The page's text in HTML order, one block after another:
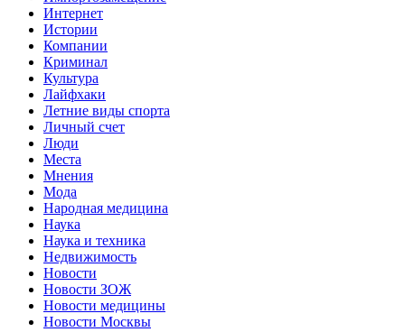
Интернет
Истории
Компании
Криминал
Культура
Лайфхаки
Летние виды спорта
Личный счет
Люди
Места
Мнения
Мода
Народная медицина
Наука
Наука и техника
Недвижимость
Новости
Новости ЗОЖ
Новости медицины
Новости Москвы